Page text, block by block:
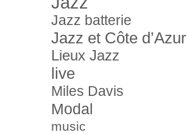
Jazz batterie
Jazz et Côte d’Azur
Lieux Jazz
live
Miles Davis
Modal
music